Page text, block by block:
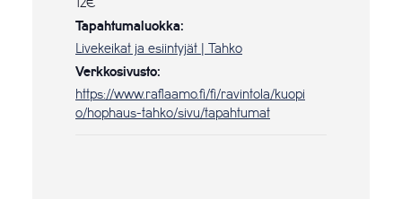
12€
Tapahtumaluokka:
Livekeikat ja esiintyjät | Tahko
Verkkosivusto:
https://www.raflaamo.fi/fi/ravintola/kuopi
o/hophaus-tahko/sivu/tapahtumat